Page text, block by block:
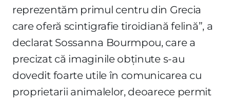
reprezentăm primul centru din Grecia
care oferă scintigrafie tiroidiană felină”, a
declarat Sossanna Bourmpou, care a
precizat că imaginile obținute s-au
dovedit foarte utile în comunicarea cu
proprietarii animalelor, deoarece permit